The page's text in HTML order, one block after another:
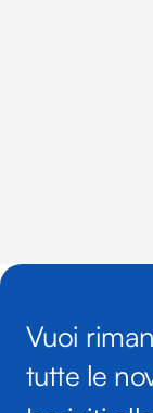
Vuoi
tutte le